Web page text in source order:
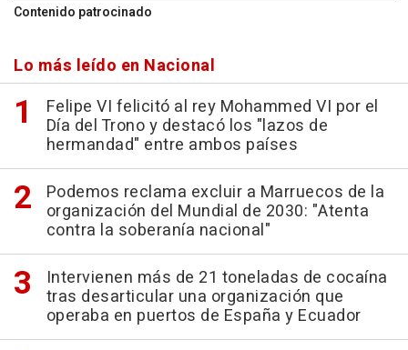
Contenido patrocinado
Lo más leído en Nacional
Felipe VI felicitó al rey Mohammed VI por el
Día del Trono y destacó los "lazos de
hermandad" entre ambos países
Podemos reclama excluir a Marruecos de la
organización del Mundial de 2030: "Atenta
contra la soberanía nacional"
Intervienen más de 21 toneladas de cocaína
tras desarticular una organización que
operaba en puertos de España y Ecuador